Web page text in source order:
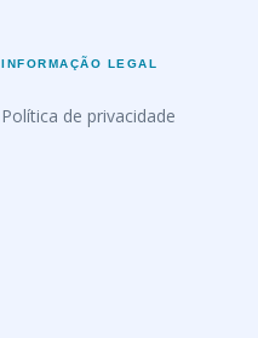
INFORMAÇÃO LEGAL
Política de privacidade